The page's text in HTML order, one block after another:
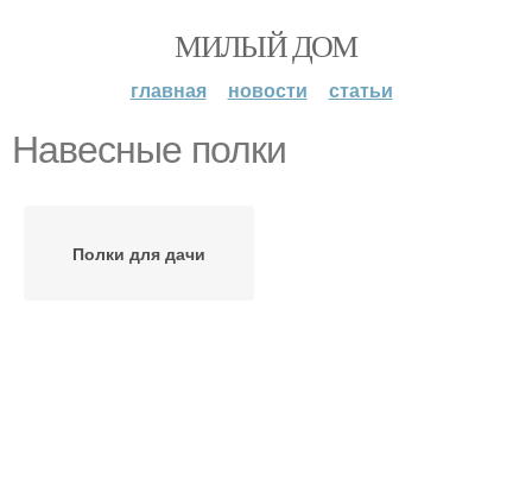
МИЛЫЙ ДОМ
главная новости статьи
Навесные полки
Полки для дачи